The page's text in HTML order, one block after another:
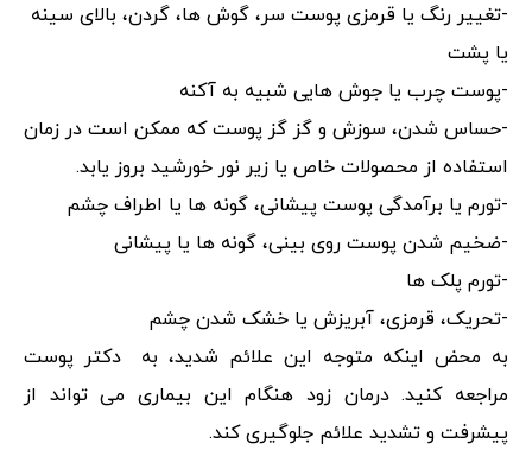
-تغییر رنگ یا قرمزی پوست سر، گوش ها، گردن، بالای سینه
یا پشت
-پوست چرب یا جوش هایی شبیه به آکنه
-حساس شدن، سوزش و گز گز پوست که ممکن است در زمان
استفاده از محصولات خاص یا زیر نور خورشید بروز یابد.
-تورم یا برآمدگی پوست پیشانی، گونه ها یا اطراف چشم
-ضخیم شدن پوست روی بینی، گونه ها یا پیشانی
-تورم پلک ها
-تحریک، قرمزی، آبریزش یا خشک شدن چشم
به محض اینکه متوجه این علائم شدید، به دکتر پوست
مراجعه کنید. درمان زود هنگام این بیماری می تواند از
پیشرفت و تشدید علائم جلوگیری کند.